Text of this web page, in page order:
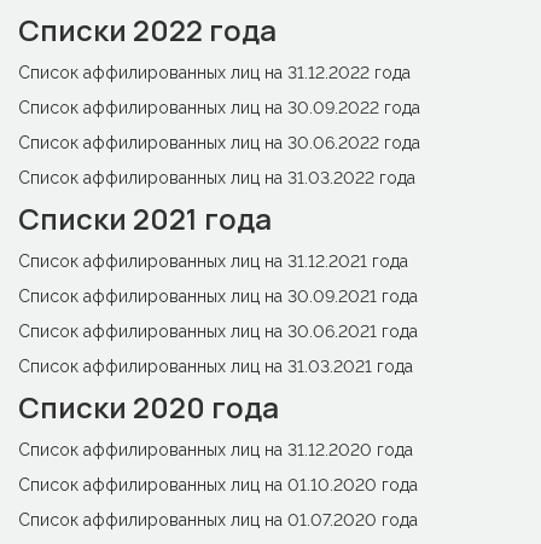
Списки 2022 года
Список аффилированных лиц на 31.12.2022 года
Список аффилированных лиц на 30.09.2022 года
Список аффилированных лиц на 30.06.2022 года
Список аффилированных лиц на 31.03.2022 года
Списки 2021 года
Список аффилированных лиц на 31.12.2021 года
Список аффилированных лиц на 30.09.2021 года
Список аффилированных лиц на 30.06.2021 года
Список аффилированных лиц на 31.03.2021 года
Списки 2020 года
Список аффилированных лиц на 31.12.2020 года
Список аффилированных лиц на 01.10.2020 года
Список аффилированных лиц на 01.07.2020 года